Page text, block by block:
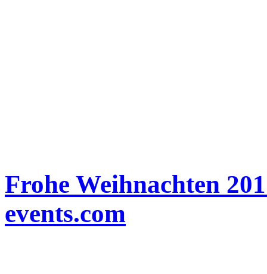
Frohe Weihnachten
events.com